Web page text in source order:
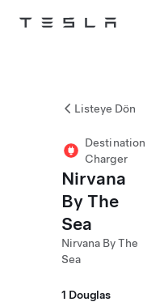
Tesla
Listeye Dön
Destination
Charger
Nirvana
By The
Sea
Nirvana By The
Sea
1 Douglas